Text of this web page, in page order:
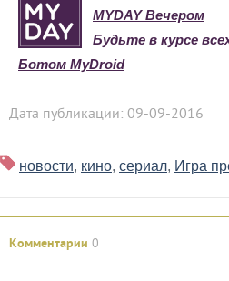
MYDAY Вечером
Будьте в курсе
Ботом MyDroid
Дата публикации: 09-09-2016
новости, кино, сериал, Игра
Комментарии 0